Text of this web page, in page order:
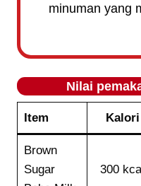
minuman yang
Nilai
Item Kalori
Brown
Sugar
300